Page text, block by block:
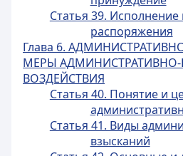
Статья 39. Исполнение
распоряжения
Глава 6.
МЕРЫ
ВОЗДЕЙСТВИЯ
Статья 40. Понятие и
Статья 41. Виды
взысканий